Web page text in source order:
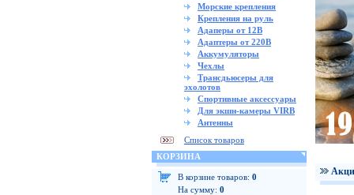
Морские крепления
Крепления на руль
Адаперы от 12В
Адаптеры от 220В
Аккумуляторы
Чехлы
Трансдьюсеры для
эхолотов
Спортивные аксессуары
Для экшн-камеры VIRB
Антенны
Список товаров
КОРЗИНА
В корзине товаров: 0
На сумму: 0